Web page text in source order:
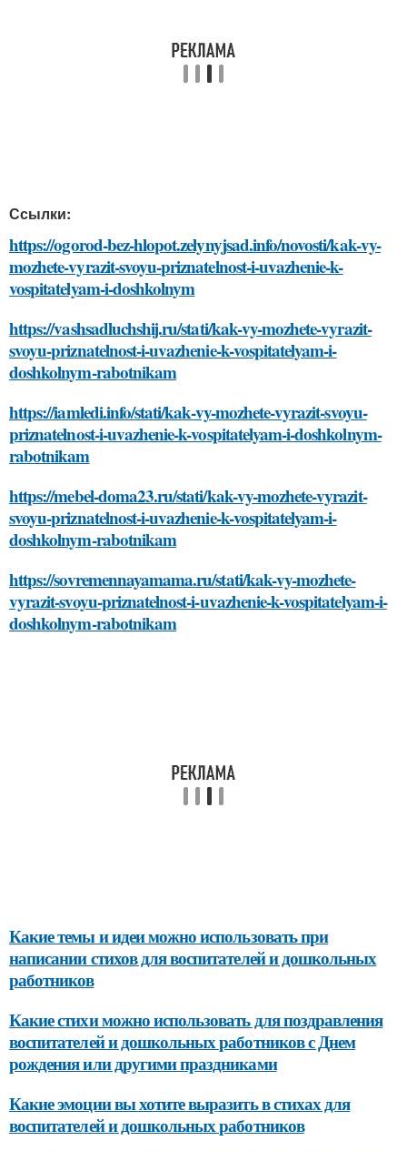
Ссылки:
https://ogorod-bez-hlopot.zelynyjsad.info/novosti/kak-vy-
mozhete-vyrazit-svoyu-priznatelnost-i-uvazhenie-k-
vospitatelyam-i-doshkolnym
https://vashsadluchshij.ru/stati/kak-vy-mozhete-vyrazit-
svoyu-priznatelnost-i-uvazhenie-k-vospitatelyam-i-
doshkolnym-rabotnikam
https://iamledi.info/stati/kak-vy-mozhete-vyrazit-svoyu-
priznatelnost-i-uvazhenie-k-vospitatelyam-i-doshkolnym-
rabotnikam
https://mebel-doma23.ru/stati/kak-vy-mozhete-vyrazit-
svoyu-priznatelnost-i-uvazhenie-k-vospitatelyam-i-
doshkolnym-rabotnikam
https://sovremennayamama.ru/stati/kak-vy-mozhete-
vyrazit-svoyu-priznatelnost-i-uvazhenie-k-vospitatelyam-i-
doshkolnym-rabotnikam
Какие темы и идеи можно использовать при
написании стихов для воспитателей и дошкольных
работников
Какие стихи можно использовать для поздравления
воспитателей и дошкольных работников с Днем
рождения или другими праздниками
Какие эмоции вы хотите выразить в стихах для
воспитателей и дошкольных работников